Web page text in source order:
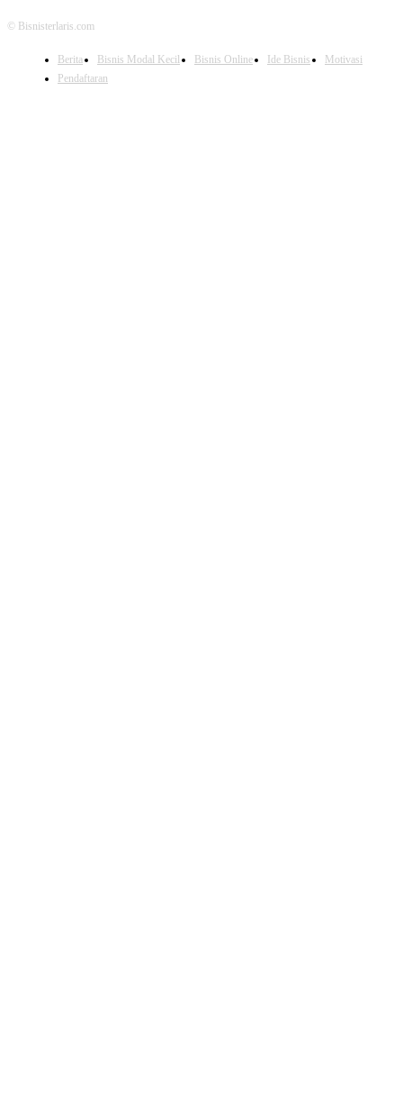
© Bisnisterlaris.com
Berita Bisnis Modal Kecil Bisnis Online Ide Bisnis
Motivasi
Pendaftaran